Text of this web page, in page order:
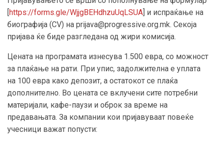
https://forms.gle/WjjgBEHdhzuUqLSUA ] и испраќање на
биографија (CV) на prijava@progressive.org.mk. Секоја
пријава ќе биде разгледана од жири комисија.
Цената на програмата изнесува 1.500 евра, со можност
за плаќање на рати. При упис, задолжителна е уплата
на 100 евра како депозит, а остатокот се плаќа
дополнително. Во цената се вклучени сите потребни
материјали, кафе-паузи и оброк за време на
предавањата. За компании кои пријавуваат повеќе
учесници важат попусти: